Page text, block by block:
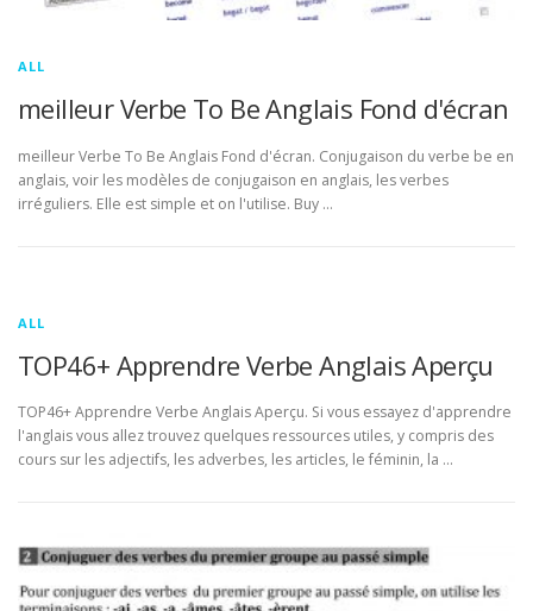
ALL
meilleur Verbe To Be Anglais Fond d'écran
meilleur Verbe To Be Anglais Fond d'écran. Conjugaison du verbe be en
anglais, voir les modèles de conjugaison en anglais, les verbes
irréguliers. Elle est simple et on l'utilise. Buy …
ALL
TOP46+ Apprendre Verbe Anglais Aperçu
TOP46+ Apprendre Verbe Anglais Aperçu. Si vous essayez d'apprendre
l'anglais vous allez trouvez quelques ressources utiles, y compris des
cours sur les adjectifs, les adverbes, les articles, le féminin, la …